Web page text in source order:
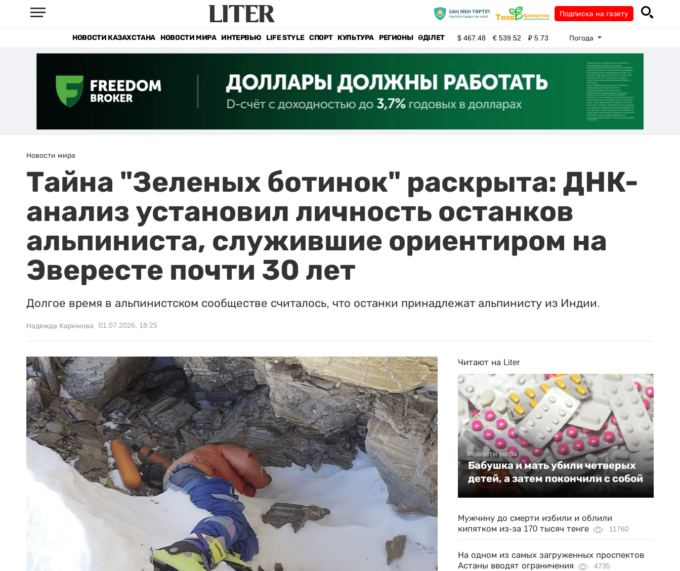
Подписка на газету
НОВОСТИ КАЗАХСТАНА НОВОСТИ МИРА ИНТЕРВЬЮ LIFE STYLE СПОРТ КУЛЬТУРА РЕГИОНЫ ӘДІЛЕТ $467.48 €539.52 ₽5.73 Погода
Новости мира
Тайна "Зеленых ботинок" раскрыта: ДНК-
анализ установил личность останков
альпиниста, служившие ориентиром на
Эвересте почти 30 лет
Долгое время в альпинистском сообществе считалось, что останки принадлежат альпинисту из Индии.
Надежда Каримова 01.07.2026, 18:25
Читают на Liter
Новости мира
Бабушка и мать убили четверых
детей, а затем покончили с собой
Мужчину до смерти избили и облили
кипятком из-за 170 тысяч тенге
11760
На одном из самых загруженных проспектов
Астаны вводят ограничения
4735